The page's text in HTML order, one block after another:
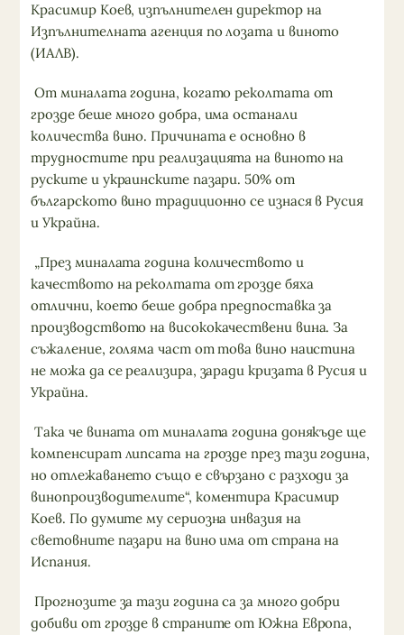
Красимир Коев, изпълнителен директор на
Изпълнителната агенция по лозата и виното
(ИАЛВ).
От миналата година, когато реколтата от
грозде беше много добра, има останали
количества вино. Причината е основно в
трудностите при реализацията на виното на
руските и украинските пазари. 50% от
българското вино традиционно се изнася в Русия
и Украйна.
„През миналата година количеството и
качеството на реколтата от грозде бяха
отлични, което беше добра предпоставка за
производството на висококачествени вина. За
съжаление, голяма част от това вино наистина
не можа да се реализира, заради кризата в Русия и
Украйна.
Така че вината от миналата година донякъде ще
компенсират липсата на грозде през тази година,
но отлежаването също е свързано с разходи за
винопроизводителите“, коментира Красимир
Коев. По думите му сериозна инвазия на
световните пазари на вино има от страна на
Испания.
Прогнозите за тази година са за много добри
добиви от грозде в страните от Южна Европа,